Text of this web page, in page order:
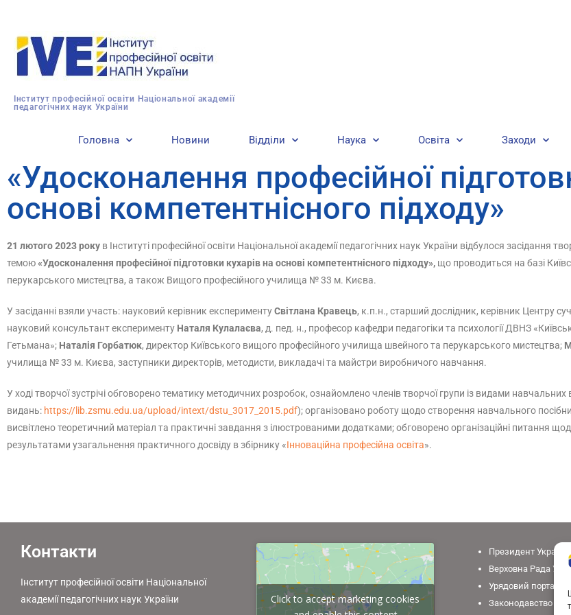
Інститут професійної освіти Національної академії
педагогічних наук України
Головна Новини Відділи Наука Освіта Заходи
«Удосконалення професійної
основі компетентнісного підходу»
21 лютого 2023 року в Інституті професійної освіти Національної академії педагогічних наук України відбулося засідання
темою«Удосконалення професійної підготовки кухарів на основі компетентнісного підходу», що проводиться на базі
перукарського мистецтва, а також Вищого професійного училища № 33 м. Києва.
У засіданні взяли участь: науковий керівник експериментуСвітлана Кравець, к.п.н., старший дослідник, керівник Центру
науковий консультант експерименту Наталя Кулалаєва, д. пед. н., професор кафедри педагогіки та психології ДВНЗ
Гетьмана»; Наталія Горбатюк, директор Київського вищого професійного училища швейного та перукарського мистецтва;
училища № 33 м. Києва, заступники директорів, методисти, викладачі та майстри виробничого навчання.
У ході творчої зустрічі обговорено тематику методичних розробок, ознайомлено членів творчої групи із видами
видань: https://lib.zsmu.edu.ua/upload/intext/dstu_3017_2015.pdf); організовано роботу щодо створення навчального
висвітлено теоретичний матеріал та практичні завдання з ілюстрованими додатками; обговорено організаційні питання
результатами узагальнення практичного досвіду в збірнику «Інноваційна професійна освіта».
Контакти
Інститут професійної освіти Національної
академії педагогічних наук України
Click to accept marketing cookies
Президент України
Верховна Рада
Урядовий портал
Законодавство